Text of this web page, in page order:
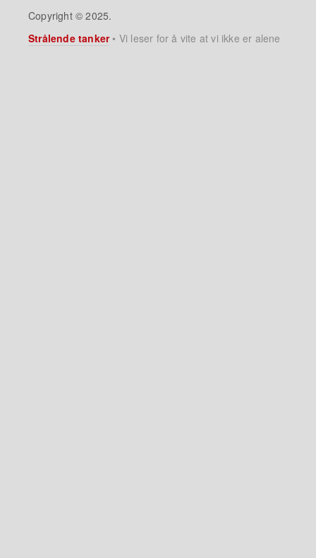
Copyright © 2025.
Strålende tanker• Vi leser for å vite at vi ikke er alene